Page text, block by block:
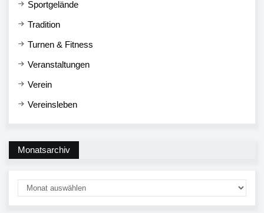
Sportgelände
Tradition
Turnen & Fitness
Veranstaltungen
Verein
Vereinsleben
Monatsarchiv